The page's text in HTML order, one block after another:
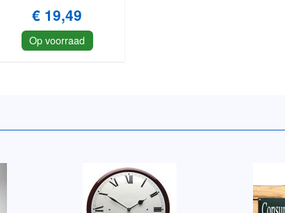
€ 19,49
Op voorraad